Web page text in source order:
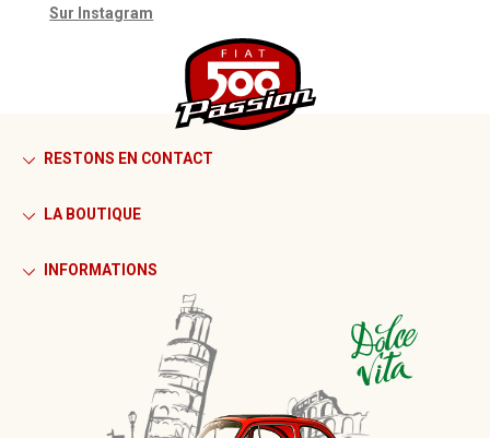
Sur Instagram
RESTONS EN CONTACT
LA BOUTIQUE
INFORMATIONS